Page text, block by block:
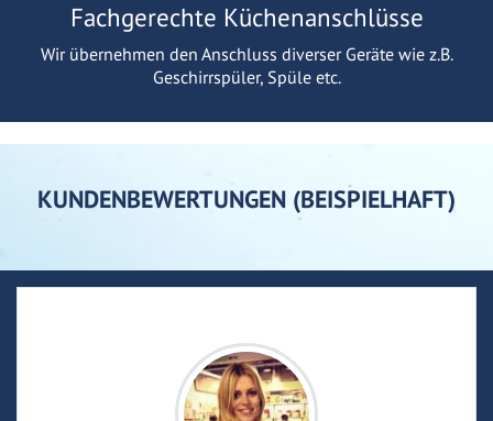
Fachgerechte Küchenanschlüsse
Wir übernehmen den Anschluss diverser Geräte wie z.B.
Geschirrspüler, Spüle etc.
KUNDENBEWERTUNGEN (BEISPIELHAFT)